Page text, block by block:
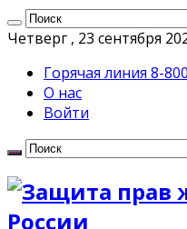
Четверг , 23 сентября
Горячая линия 8-
О нас
Войти